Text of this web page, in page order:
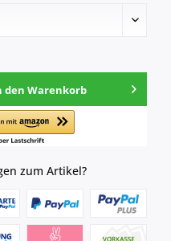
den Warenkorb
zum Artikel?